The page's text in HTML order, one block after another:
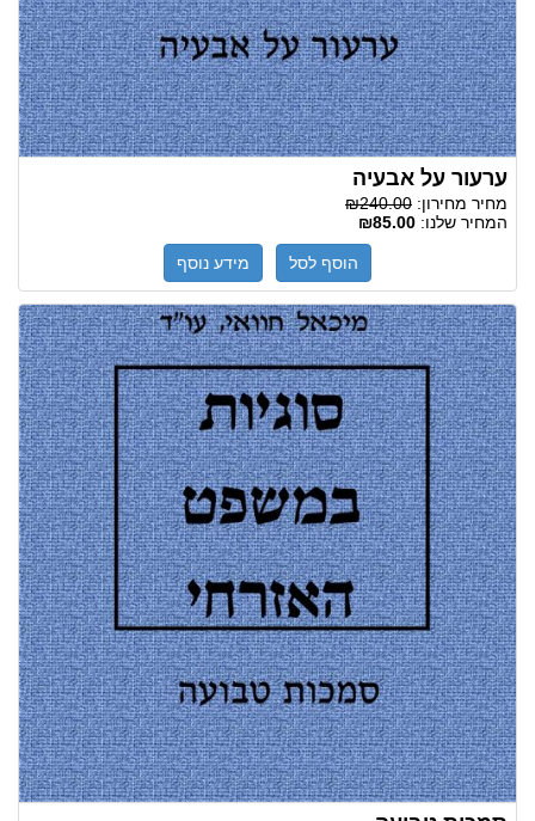
ערעור על אבעיה
מחיר מחירון: ₪240.00
המחיר שלנו: ₪85.00
הוסף לסל מידע נוסף